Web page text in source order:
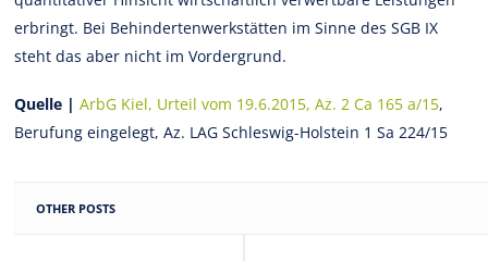
erbringt. Bei Behindertenwerkstätten im Sinne des SGB IX
steht das aber nicht im Vordergrund.
Quelle |ArbG Kiel, Urteil vom 19.6.2015, Az. 2 Ca 165 a/15,
Berufung eingelegt, Az. LAG Schleswig-Holstein 1 Sa 224/15
OTHER POSTS